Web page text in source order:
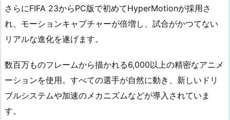
さらにFIFA 23からPC版で初めてHyperMotionが採用さ
れ、モーションキャプチャーが倍増し、試合がかつてない
リアルな進化を遂げます。
数百万ものフレームから描かれる6,000以上の精密なアニメ
ーションを使用。すべての選手が自然に動き、新しいドリ
ブルシステムや加速のメカニズムなどが導入されていま
す。